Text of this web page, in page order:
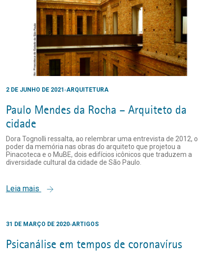
2 DE JUNHO DE 2021 ARQUITETURA
Paulo Mendes da Rocha – Arquiteto da
cidade
Dora Tognolli ressalta, ao relembrar uma entrevista de 2012, o
poder da memória nas obras do arquiteto que projetou a
Pinacoteca e o MuBE, dois edifícios icônicos que traduzem a
diversidade cultural da cidade de São Paulo.
Leia mais
31 DE MARÇO DE 2020 ARTIGOS
Psicanálise em tempos de coronavírus